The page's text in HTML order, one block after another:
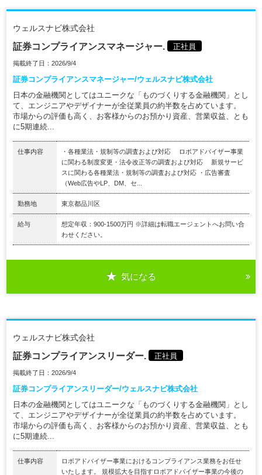
ウェルスナビ株式会社
証券コンプライアンスマネージャー. 正社員
掲載終了日：2026/9/4
証券コンプライアンスマネージャー/ウェルスナビ株式会社
日本の金融機関としてはユニークな「ものづくりする金融機関」とし
て、エンジニアやデザイナーが全従業員の約半数を占めています。
市場からの評価も高く、お客様からのお預かり資産、営業収益、とも
に5期連続...
仕事内容
・各種業法・規制等の調査および対応 ロボアドバイザー事業
に関わる制度変更・法令改正等の調査および対応 新規サービ
スに関わる各種業法・規制等の調査および対応 ・広告審査
（Web広告やLP、DM、セ...
勤務地 東京都品川区
給与
想定年収：900-1500万円 ※詳細は転職エージェントへお問い合
わせください。
気になる
ウェルスナビ株式会社
証券コンプライアンスリーダー. 正社員
掲載終了日：2026/9/4
証券コンプライアンスリーダー/ウェルスナビ株式会社
日本の金融機関としてはユニークな「ものづくりする金融機関」とし
て、エンジニアやデザイナーが全従業員の約半数を占めています。
市場からの評価も高く、お客様からのお預かり資産、営業収益、とも
に5期連続...
仕事内容
ロボアドバイザー事業におけるコンプライアンス業務をお任せ
いたします。 規模拡大を目指すロボアドバイザー事業の今後の